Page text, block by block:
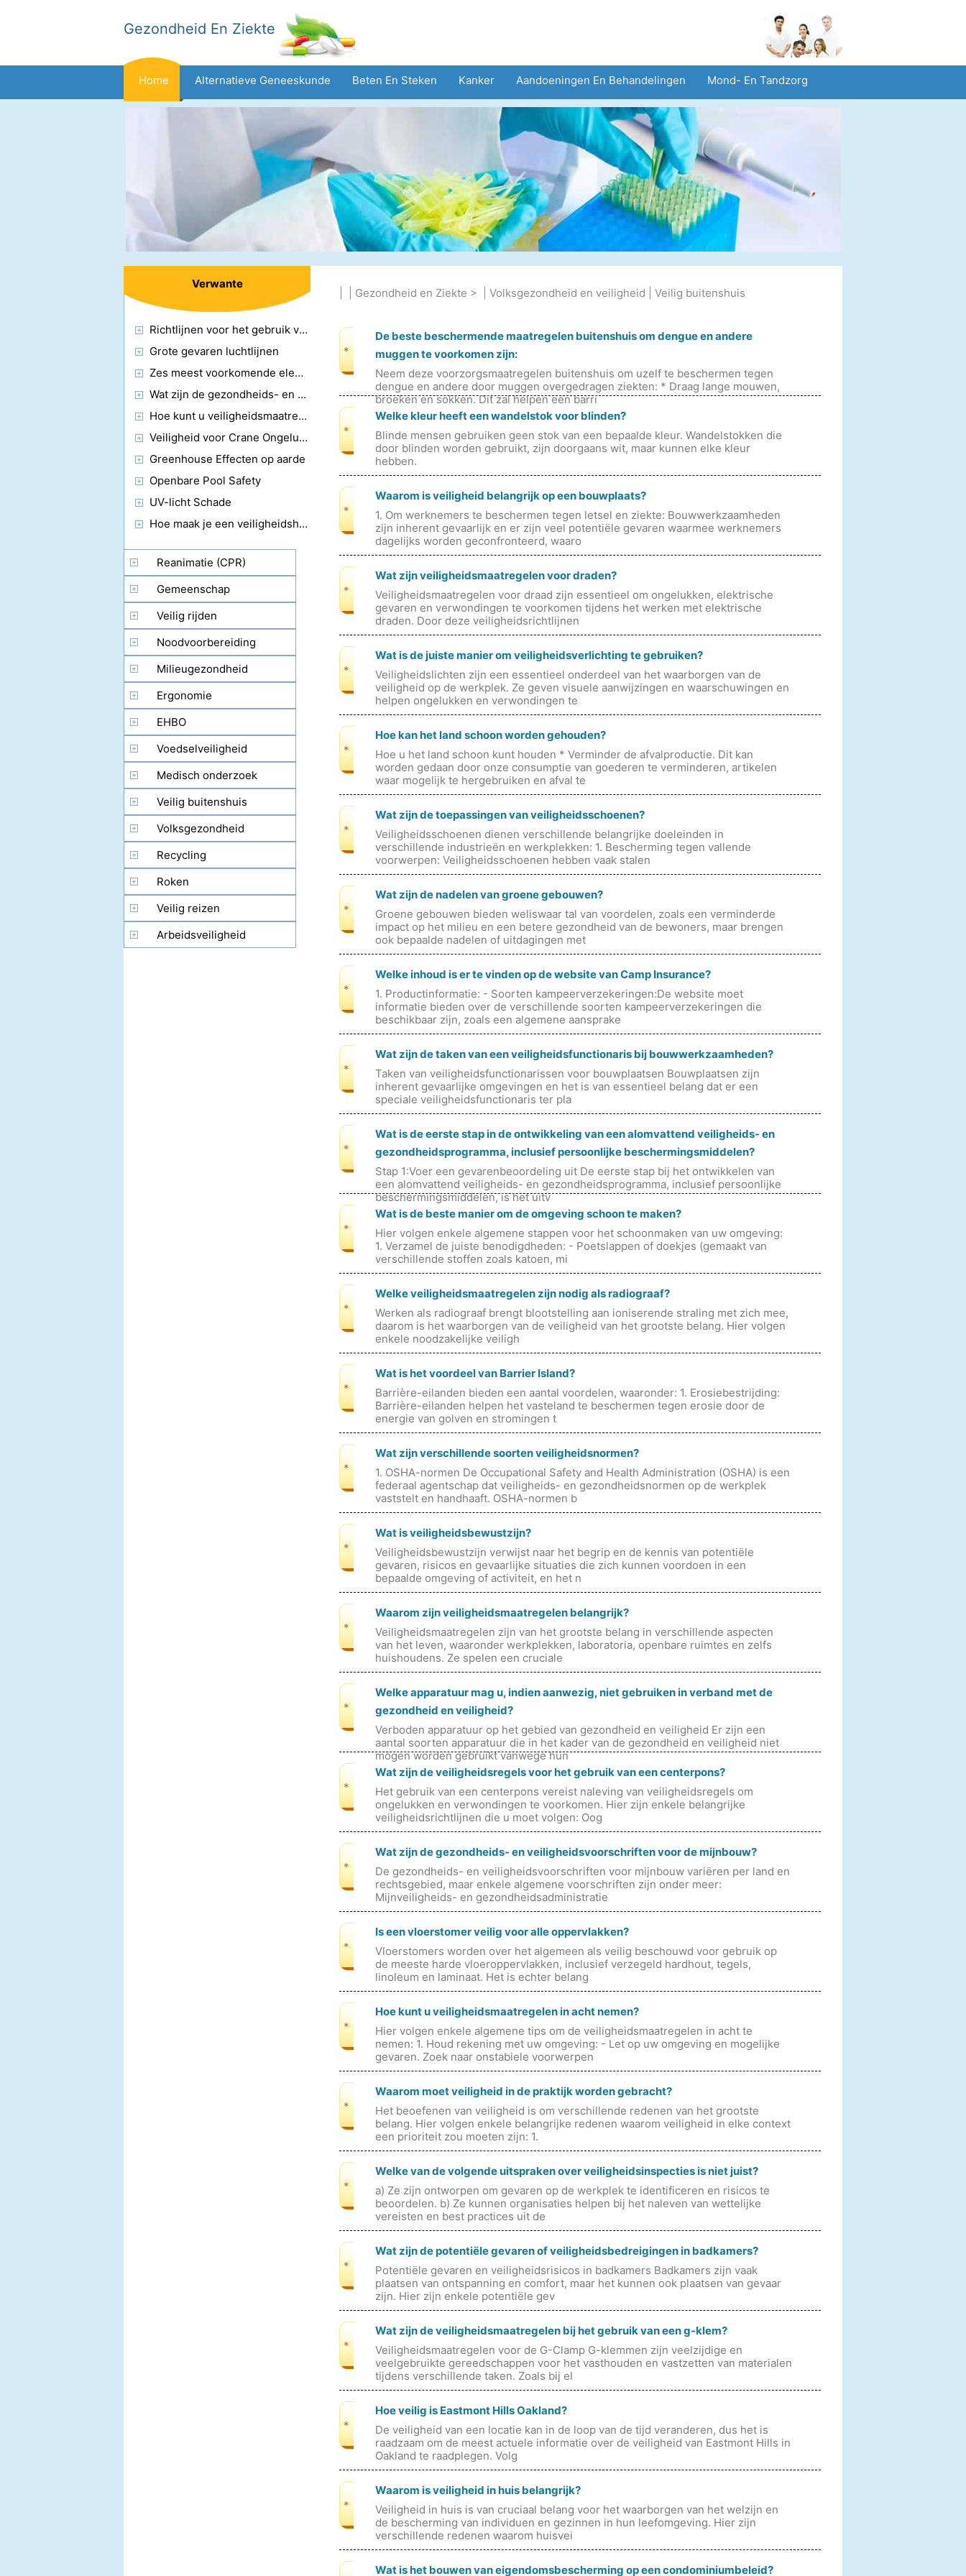
Gezondheid En Ziekte
Home Alternatieve Geneeskunde Beten En Steken Kanker Aandoeningen En Behandelingen Mond- En Tandzorg
Gezinsgezondheid Geestelijke Gezondheid Volksgezondheid En Veiligheid
Gezondheid en Ziekte > | Volksgezondheid en veiligheid Veilig buitenshuis
*
De beste beschermende maatregelen buitenshuis om dengue en andere
muggen te voorkomen zijn:
Neem deze voorzorgsmaatregelen buitenshuis om uzelf te beschermen tegen
dengue en andere door muggen overgedragen ziekten: * Draag lange mouwen,
broeken en sokken. Dit zal helpen een barri
*
Welke kleur heeft een wandelstok voor blinden?
Blinde mensen gebruiken geen stok van een bepaalde kleur. Wandelstokken die
door blinden worden gebruikt, zijn doorgaans wit, maar kunnen elke kleur
hebben.
*
Waarom is veiligheid belangrijk op een bouwplaats?
1. Om werknemers te beschermen tegen letsel en ziekte: Bouwwerkzaamheden
zijn inherent gevaarlijk en er zijn veel potentiële gevaren waarmee werknemers
dagelijks worden geconfronteerd, waaro
*
Wat zijn veiligheidsmaatregelen voor draden?
Veiligheidsmaatregelen voor draad zijn essentieel om ongelukken, elektrische
gevaren en verwondingen te voorkomen tijdens het werken met elektrische
draden. Door deze veiligheidsrichtlijnen
*
Wat is de juiste manier om veiligheidsverlichting te gebruiken?
Veiligheidslichten zijn een essentieel onderdeel van het waarborgen van de
veiligheid op de werkplek. Ze geven visuele aanwijzingen en waarschuwingen en
helpen ongelukken en verwondingen te
*
Hoe kan het land schoon worden gehouden?
Hoe u het land schoon kunt houden * Verminder de afvalproductie. Dit kan
worden gedaan door onze consumptie van goederen te verminderen, artikelen
waar mogelijk te hergebruiken en afval te
*
Wat zijn de toepassingen van veiligheidsschoenen?
Veiligheidsschoenen dienen verschillende belangrijke doeleinden in
verschillende industrieën en werkplekken: 1. Bescherming tegen vallende
voorwerpen: Veiligheidsschoenen hebben vaak stalen
*
Wat zijn de nadelen van groene gebouwen?
Groene gebouwen bieden weliswaar tal van voordelen, zoals een verminderde
impact op het milieu en een betere gezondheid van de bewoners, maar brengen
ook bepaalde nadelen of uitdagingen met
*
Welke inhoud is er te vinden op de website van Camp Insurance?
1. Productinformatie: - Soorten kampeerverzekeringen:De website moet
informatie bieden over de verschillende soorten kampeerverzekeringen die
beschikbaar zijn, zoals een algemene aansprake
*
Wat zijn de taken van een veiligheidsfunctionaris bij bouwwerkzaamheden?
Taken van veiligheidsfunctionarissen voor bouwplaatsen Bouwplaatsen zijn
inherent gevaarlijke omgevingen en het is van essentieel belang dat er een
speciale veiligheidsfunctionaris ter pla
*
Wat is de eerste stap in de ontwikkeling van een alomvattend veiligheids- en
gezondheidsprogramma, inclusief persoonlijke beschermingsmiddelen?
Stap 1:Voer een gevarenbeoordeling uit De eerste stap bij het ontwikkelen van
een alomvattend veiligheids- en gezondheidsprogramma, inclusief persoonlijke
beschermingsmiddelen, is het uitv
*
Wat is de beste manier om de omgeving schoon te maken?
Hier volgen enkele algemene stappen voor het schoonmaken van uw omgeving:
1. Verzamel de juiste benodigdheden: - Poetslappen of doekjes (gemaakt van
verschillende stoffen zoals katoen, mi
*
Welke veiligheidsmaatregelen zijn nodig als radiograaf?
Werken als radiograaf brengt blootstelling aan ioniserende straling met zich mee,
daarom is het waarborgen van de veiligheid van het grootste belang. Hier volgen
enkele noodzakelijke veiligh
*
Wat is het voordeel van Barrier Island?
Barrière-eilanden bieden een aantal voordelen, waaronder: 1. Erosiebestrijding:
Barrière-eilanden helpen het vasteland te beschermen tegen erosie door de
energie van golven en stromingen t
*
Wat zijn verschillende soorten veiligheidsnormen?
1. OSHA-normen De Occupational Safety and Health Administration (OSHA) is een
federaal agentschap dat veiligheids- en gezondheidsnormen op de werkplek
vaststelt en handhaaft. OSHA-normen b
*
Wat is veiligheidsbewustzijn?
Veiligheidsbewustzijn verwijst naar het begrip en de kennis van potentiële
gevaren, risicos en gevaarlijke situaties die zich kunnen voordoen in een
bepaalde omgeving of activiteit, en het n
*
Waarom zijn veiligheidsmaatregelen belangrijk?
Veiligheidsmaatregelen zijn van het grootste belang in verschillende aspecten
van het leven, waaronder werkplekken, laboratoria, openbare ruimtes en zelfs
huishoudens. Ze spelen een cruciale
*
Welke apparatuur mag u, indien aanwezig, niet gebruiken in verband met de
gezondheid en veiligheid?
Verboden apparatuur op het gebied van gezondheid en veiligheid Er zijn een
aantal soorten apparatuur die in het kader van de gezondheid en veiligheid niet
mogen worden gebruikt vanwege hun
*
Wat zijn de veiligheidsregels voor het gebruik van een centerpons?
Het gebruik van een centerpons vereist naleving van veiligheidsregels om
ongelukken en verwondingen te voorkomen. Hier zijn enkele belangrijke
veiligheidsrichtlijnen die u moet volgen: Oog
*
Wat zijn de gezondheids- en veiligheidsvoorschriften voor de mijnbouw?
De gezondheids- en veiligheidsvoorschriften voor mijnbouw variëren per land en
rechtsgebied, maar enkele algemene voorschriften zijn onder meer:
Mijnveiligheids- en gezondheidsadministratie
*
Is een vloerstomer veilig voor alle oppervlakken?
Vloerstomers worden over het algemeen als veilig beschouwd voor gebruik op
de meeste harde vloeroppervlakken, inclusief verzegeld hardhout, tegels,
linoleum en laminaat. Het is echter belang
*
Hoe kunt u veiligheidsmaatregelen in acht nemen?
Hier volgen enkele algemene tips om de veiligheidsmaatregelen in acht te
nemen: 1. Houd rekening met uw omgeving: - Let op uw omgeving en mogelijke
gevaren. Zoek naar onstabiele voorwerpen
*
Waarom moet veiligheid in de praktijk worden gebracht?
Het beoefenen van veiligheid is om verschillende redenen van het grootste
belang. Hier volgen enkele belangrijke redenen waarom veiligheid in elke context
een prioriteit zou moeten zijn: 1.
*
Welke van de volgende uitspraken over veiligheidsinspecties is niet juist?
a) Ze zijn ontworpen om gevaren op de werkplek te identificeren en risicos te
beoordelen. b) Ze kunnen organisaties helpen bij het naleven van wettelijke
vereisten en best practices uit de
*
Wat zijn de potentiële gevaren of veiligheidsbedreigingen in badkamers?
Potentiële gevaren en veiligheidsrisicos in badkamers Badkamers zijn vaak
plaatsen van ontspanning en comfort, maar het kunnen ook plaatsen van gevaar
zijn. Hier zijn enkele potentiële gev
*
Wat zijn de veiligheidsmaatregelen bij het gebruik van een g-klem?
Veiligheidsmaatregelen voor de G-Clamp G-klemmen zijn veelzijdige en
veelgebruikte gereedschappen voor het vasthouden en vastzetten van materialen
tijdens verschillende taken. Zoals bij el
*
Hoe veilig is Eastmont Hills Oakland?
De veiligheid van een locatie kan in de loop van de tijd veranderen, dus het is
raadzaam om de meest actuele informatie over de veiligheid van Eastmont Hills in
Oakland te raadplegen. Volg
*
Waarom is veiligheid in huis belangrijk?
Veiligheid in huis is van cruciaal belang voor het waarborgen van het welzijn en
de bescherming van individuen en gezinnen in hun leefomgeving. Hier zijn
verschillende redenen waarom huisvei
Wat is het bouwen van eigendomsbescherming op een condominiumbeleid?
Verwante
Richtlijnen voor het gebruik van hulpstukken voor Fall Protection
Grote gevaren luchtlijnen
Zes meest voorkomende elementen Opgelost in Ocean Water
Wat zijn de gezondheids- en veiligheidsvoorschriften voor de mijnbouw?
Hoe kunt u veiligheidsmaatregelen in acht nemen?
Veiligheid voor Crane Ongelukjes
Greenhouse Effecten op aarde
Openbare Pool Safety
UV-licht Schade
Hoe maak je een veiligheidshelm
Reanimatie (CPR)
Gemeenschap
Veilig rijden
Noodvoorbereiding
Milieugezondheid
Ergonomie
EHBO
Voedselveiligheid
Medisch onderzoek
Veilig buitenshuis
Volksgezondheid
Recycling
Roken
Veilig reizen
Arbeidsveiligheid